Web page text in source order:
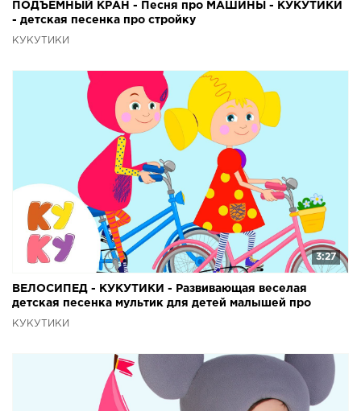
ПОДЪЕМНЫЙ КРАН - Песня про МАШИНЫ - КУКУТИКИ
- детская песенка про стройку
КУКУТИКИ
3:27
ВЕЛОСИПЕД - КУКУТИКИ - Развивающая веселая
детская песенка мультик для детей малышей про
велосипед
КУКУТИКИ